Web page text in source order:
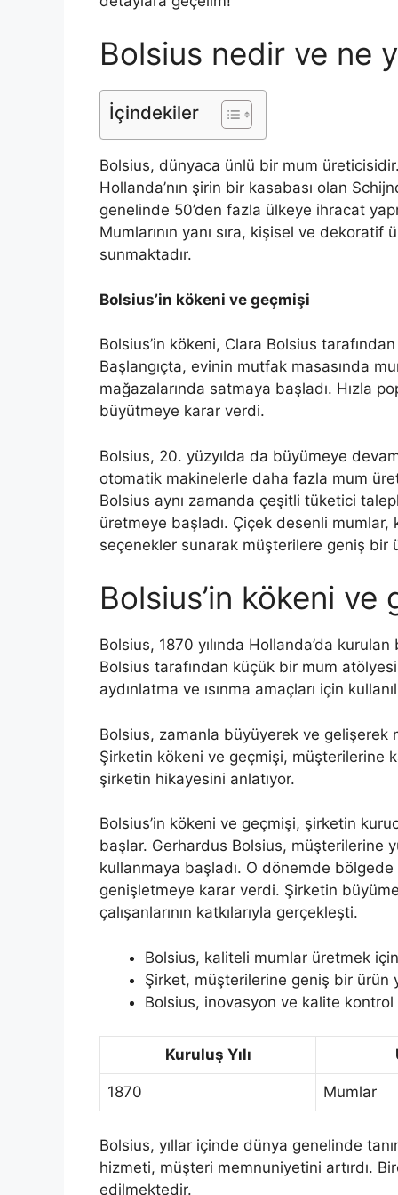
Bolsius nedir ve ne
İçindekiler
Bolsius, dünyaca ünlü bir mum
Hollanda’nın şirin bir kasabası olan
genelinde 50’den fazla ülkeye ihracat
Mumlarının yanı sıra, kişisel ve
sunmaktadır.
Bolsius’in kökeni ve geçmişi
Bolsius’in kökeni, Clara Bolsius
Başlangıçta, evinin mutfak masasında
mağazalarında satmaya başladı. Hızla
büyütmeye karar verdi.
Bolsius, 20. yüzyılda da büyümeye
otomatik makinelerle daha fazla mum
Bolsius aynı zamanda çeşitli tüketici
üretmeye başladı. Çiçek desenli
seçenekler sunarak müşterilere geniş bir
Bolsius’in kökeni ve
Bolsius, 1870 yılında Hollanda’da
Bolsius tarafından küçük bir mum
aydınlatma ve ısınma amaçları için
Bolsius, zamanla büyüyerek ve
Şirketin kökeni ve geçmişi, müşterilerine
şirketin hikayesini anlatıyor.
Bolsius’in kökeni ve geçmişi, şirketin
başlar. Gerhardus Bolsius, müşterilerine
kullanmaya başladı. O dönemde
genişletmeye karar verdi. Şirketin
çalışanlarının katkılarıyla gerçekleşti.
Bolsius, kaliteli mumlar üretmek
Şirket, müşterilerine geniş bir ürün
Bolsius, inovasyon ve kalite
Kuruluş Yılı
1870 Mumlar
Bolsius, yıllar içinde dünya genelinde
hizmeti, müşteri memnuniyetini artırdı.
edilmektedir.